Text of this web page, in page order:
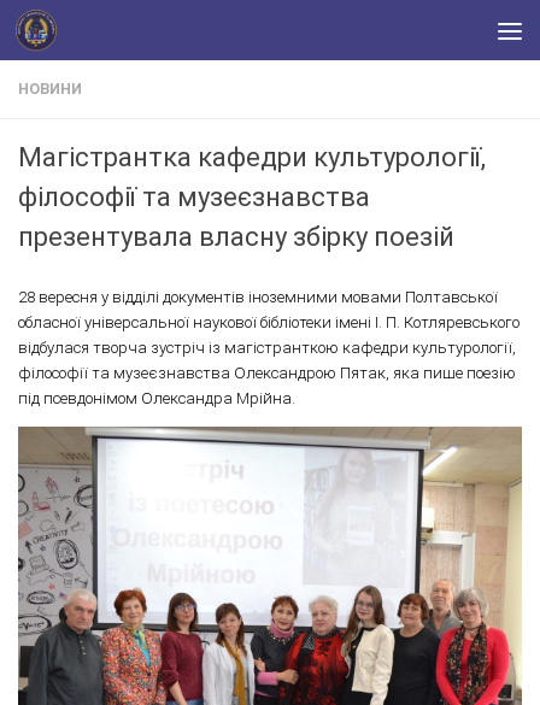
Skip to content
НОВИНИ
Магістрантка кафедри культурології,
філософії та музеєзнавства
презентувала власну збірку поезій
28 вересня у відділі документів іноземними мовами Полтавської
обласної універсальної наукової бібліотеки імені І. П. Котляревського
відбулася творча зустріч із магістранткою кафедри культурології,
філософії та музеєзнавства Олександрою Пятак, яка пише поезію
під псевдонімом Олександра Мрійна.